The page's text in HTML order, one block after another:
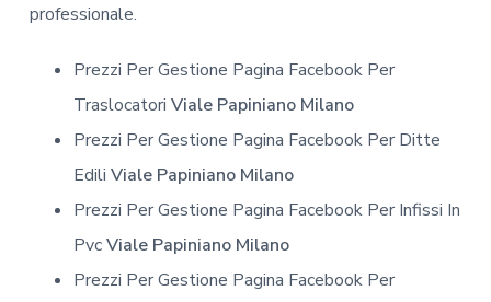
professionale.
Prezzi Per Gestione Pagina Facebook Per
Traslocatori Viale Papiniano Milano
Prezzi Per Gestione Pagina Facebook Per Ditte
Edili Viale Papiniano Milano
Prezzi Per Gestione Pagina Facebook Per Infissi In
PvcViale Papiniano Milano
Prezzi Per Gestione Pagina Facebook Per